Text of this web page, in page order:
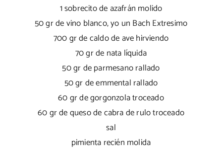
1 sobrecito de azafrán molido
50 gr de vino blanco, yo un Bach Extresimo
700 gr de caldo de ave hirviendo
70 gr de nata líquida
50 gr de parmesano rallado
50 gr de emmental rallado
60 gr de gorgonzola troceado
60 gr de queso de cabra de rulo troceado
sal
pimienta recién molida